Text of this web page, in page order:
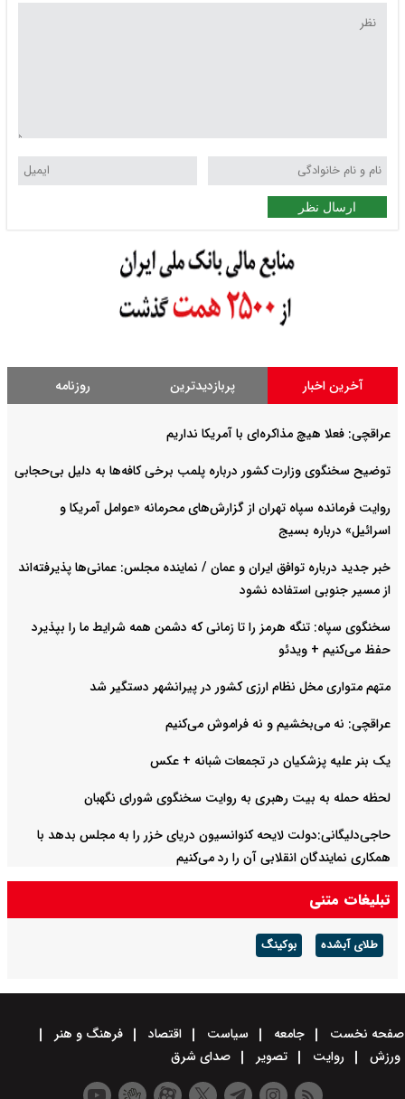
ارسال نظر
آخرین اخبار پربازدیدترین روزنامه
عراقچی: فعلا هیچ مذاکره‌ای با آمریکا نداریم
توضیح سخنگوی وزارت کشور درباره پلمب برخی کافه‌ها به دلیل بی‌حجابی
روایت فرمانده سپاه تهران از گزارش‌های محرمانه «عوامل آمریکا و
اسرائیل» درباره بسیج
خبر جدید درباره توافق ایران و عمان / نماینده مجلس: عمانی‌ها پذیرفته‌اند
از مسیر جنوبی استفاده نشود
سخنگوی سپاه: تنگه هرمز را تا زمانی که دشمن همه شرایط ما را بپذیرد
حفظ می‌کنیم + ویدئو
متهم متواری مخل نظام ارزی کشور در پیرانشهر دستگیر شد
عراقچی: نه می‌بخشیم و نه فراموش می‌کنیم
یک بنر علیه پزشکیان در تجمعات شبانه +‌ عکس
لحظه حمله به بیت رهبری به روایت سخنگوی شورای نگهبان
حاجی‌دلیگانی:دولت لایحه کنوانسیون دریای خزر را به مجلس بدهد با
همکاری نمایندگان انقلابی آن را رد می‌کنیم
تبلیغات متنی
طلای آبشده بوکینگ
صفحه نخست جامعه سیاست اقتصاد
فرهنگ و هنر
ورزش
روایت تصویر صدای شرق